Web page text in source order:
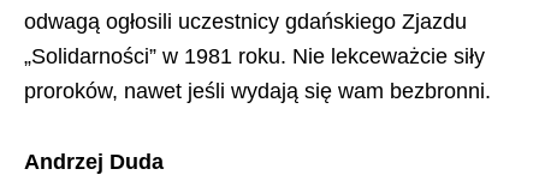
odwagą ogłosili uczestnicy gdańskiego Zjazdu
„Solidarności” w 1981 roku. Nie lekceważcie siły
proroków, nawet jeśli wydają się wam bezbronni.
Andrzej Duda